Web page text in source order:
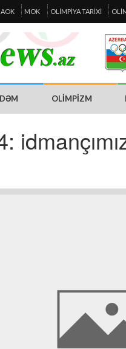
AOK MOK OLIMPIYA TARIXI
OLIMPIZM